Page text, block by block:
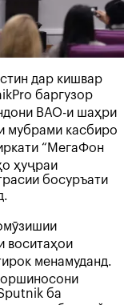
дар кишвар
баргузор
ВАО-и шаҳри
мубрами касбиро
“МегаФон
ҳуҷраи
босуръати
воситаҳои
менамуданд.
ба